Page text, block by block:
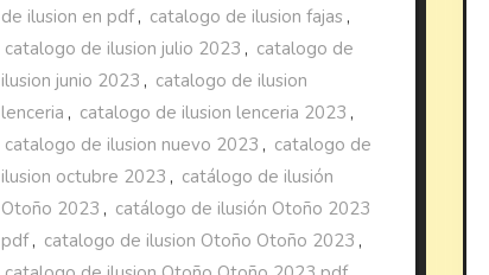
de ilusion en pdf, catalogo de ilusion fajas ,
catalogo de ilusion julio 2023 , catalogo de
ilusion junio 2023 , catalogo de ilusion
lenceria , catalogo de ilusion lenceria 2023 ,
catalogo de ilusion nuevo 2023 , catalogo de
ilusion octubre 2023 , catálogo de ilusión
Otoño 2023 , catálogo de ilusión Otoño 2023
pdf, catalogo de ilusion Otoño Otoño 2023 ,